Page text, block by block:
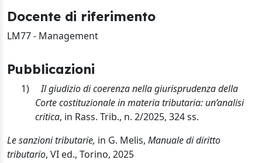
Docente di riferimento
LM77 - Management
Pubblicazioni
1)
Il giudizio di coerenza nella giurisprudenza della
Corte costituzionale in materia tributaria: un’analisi
critica, in Rass. Trib., n. 2/2025, 324 ss.
Le sanzioni tributarie, in G. Melis, Manuale di diritto
tributario, VI ed., Torino, 2025